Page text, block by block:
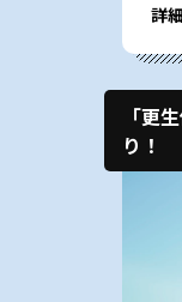
詳
「更
り！